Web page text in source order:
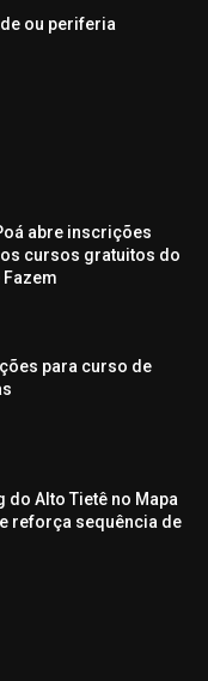
ou periferia
abre inscrições
cursos gratuitos do
para curso de
do Alto Tietê no Mapa
reforça sequência de